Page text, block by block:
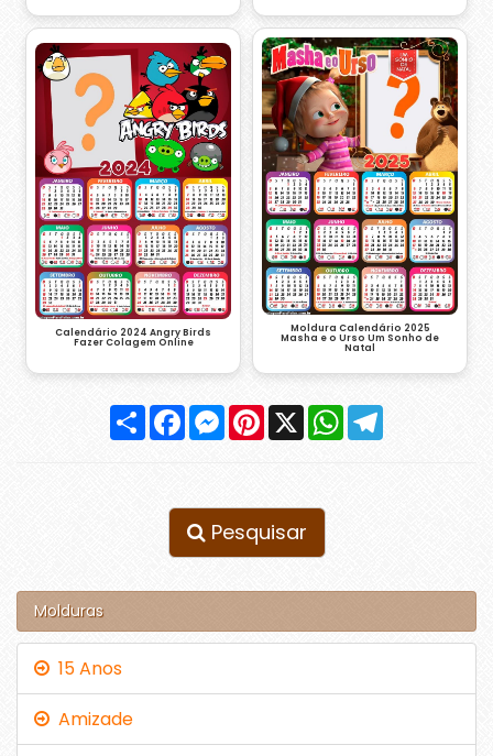
Calendário 2024 Angry Birds
Fazer Colagem Online
Moldura Calendário 2025
Masha e o Urso Um Sonho de
Natal
Compartilhar
FacebookMessenger
Pinterest
X WhatsApp
Pesquisar
Molduras
15 Anos
Amizade